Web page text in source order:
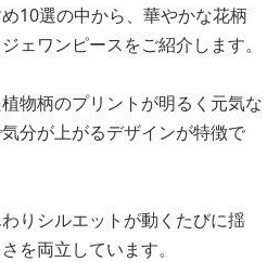
10選の中から、華やかな花柄
ェワンピースをご紹介します。
物柄のプリントが明るく元気な
分が上がるデザインが特徴で
りシルエットが動くたびに揺
を両立しています。